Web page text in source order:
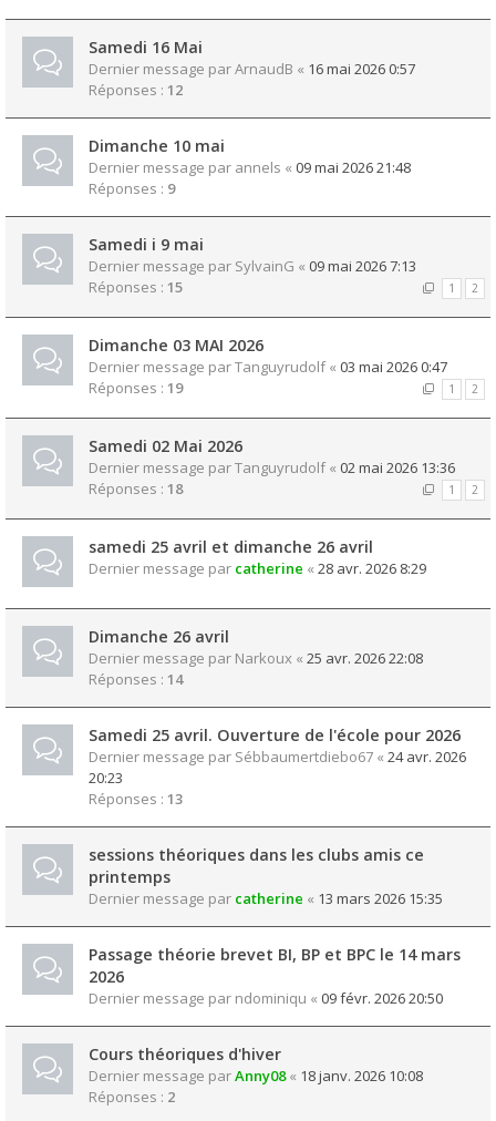
Samedi 16 Mai
Dernier message parArnaudB « 16 mai 2026 0:57
Réponses : 12
Dimanche 10 mai
Dernier message par annels « 09 mai 2026 21:48
Réponses : 9
Samedi i 9 mai
Dernier message par SylvainG « 09 mai 2026 7:13
Réponses : 15 1 2
Dimanche 03 MAI 2026
Dernier message parTanguyrudolf« 03 mai 2026 0:47
Réponses : 19 1 2
Samedi 02 Mai 2026
Dernier message parTanguyrudolf« 02 mai 2026 13:36
Réponses : 18 1 2
samedi 25 avril et dimanche 26 avril
Dernier message par catherine « 28 avr. 2026 8:29
Dimanche 26 avril
Dernier message par Narkoux « 25 avr. 2026 22:08
Réponses : 14
Samedi 25 avril. Ouverture de l'école pour 2026
Dernier message par Sébbaumertdiebo67 « 24 avr. 2026
20:23
Réponses : 13
sessions théoriques dans les clubs amis ce
printemps
Dernier message par catherine « 13 mars 2026 15:35
Passage théorie brevet BI, BP et BPC le 14 mars
2026
Dernier message par ndominiqu « 09 févr. 2026 20:50
Cours théoriques d'hiver
Dernier message parAnny08« 18 janv. 2026 10:08
Réponses : 2